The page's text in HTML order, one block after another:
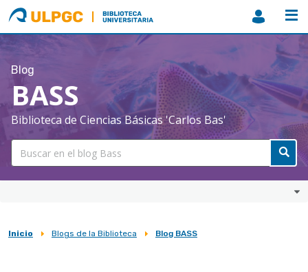
ULPGC
Biblioteca
ULPGC
Blog
BASS
Biblioteca de Ciencias Básicas 'Carlos Bas'
Sobrescribir
Inicio Blogs de la Biblioteca Blog BASS